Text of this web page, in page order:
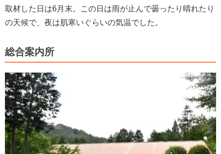
取材した日は6月末。この日は雨が止んで曇ったり晴れたり
の天候で、夜は肌寒いぐらいの気温でした。
総合案内所